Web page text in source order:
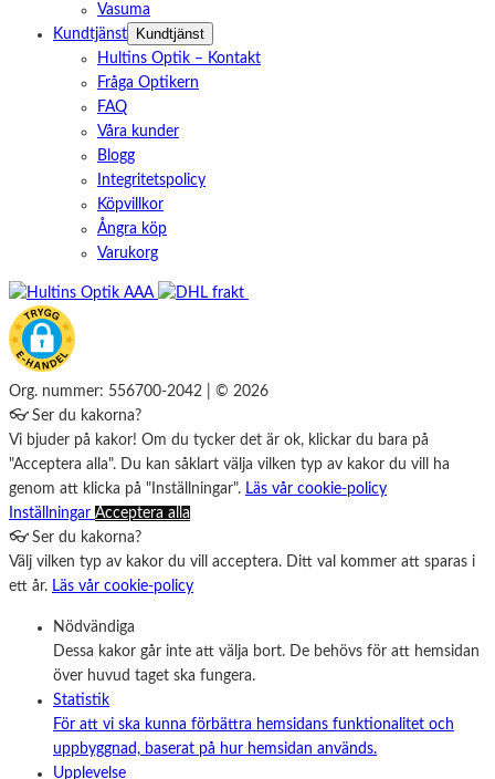
Vasuma
Kundtjänst
Kundtjänst
Hultins Optik – Kontakt
Fråga Optikern
FAQ
Våra kunder
Blogg
Integritetspolicy
Köpvillkor
Ångra köp
Varukorg
Org. nummer: 556700-2042 | © 2026
👓 Ser du kakorna?
Vi bjuder på kakor! Om du tycker det är ok, klickar du bara på
"Acceptera alla". Du kan såklart välja vilken typ av kakor du vill ha
genom att klicka på "Inställningar". Läs vår cookie-policy
Inställningar Acceptera alla
👓 Ser du kakorna?
Välj vilken typ av kakor du vill acceptera. Ditt val kommer att sparas i
ett år. Läs vår cookie-policy
Nödvändiga
Dessa kakor går inte att välja bort. De behövs för att hemsidan
över huvud taget ska fungera.
Statistik
För att vi ska kunna förbättra hemsidans funktionalitet och
uppbyggnad, baserat på hur hemsidan används.
Upplevelse